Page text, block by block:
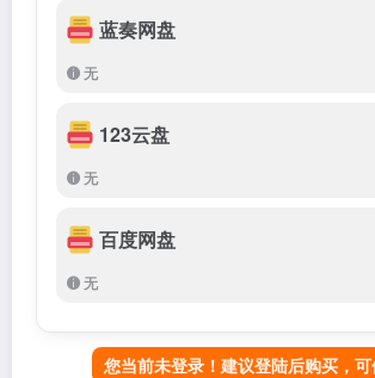
蓝奏网盘
无
123云盘
无
百度网盘
无
您当前未登录！建议登陆后购买，可